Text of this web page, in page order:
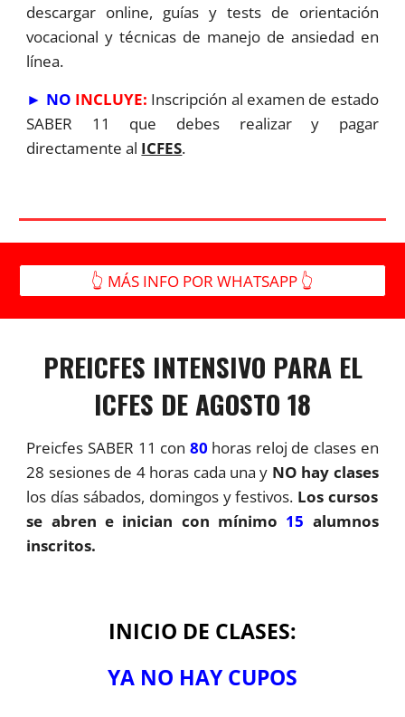
descargar online, guías y tests de orientación
vocacional y técnicas de manejo de ansiedad en
línea.
► NO INCLUYE: Inscripción al examen de estado
SABER 11 que debes realizar y pagar
directamente al ICFES.
👆 MÁS INFO POR WHATSAPP 👆
PREICFES INTENSIVO PARA EL
ICFES DE AGOSTO 18
Preicfes SABER 11 con 80 horas reloj de clases en
28 sesiones de 4horas cada una y NO hay clases
los días sábados, domingos y festivos. Los cursos
se abren e inician con mínimo 15 alumnos
inscritos.
INICIO DE CLASES:
YA NO HAY CUPOS